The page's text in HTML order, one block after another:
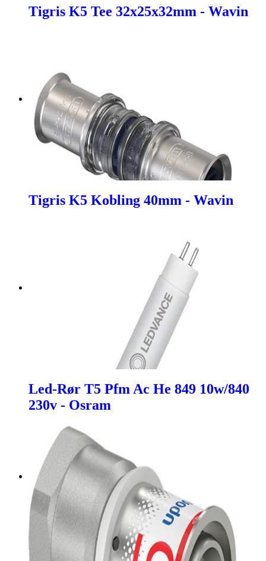
Tigris K5 Tee 32x25x32mm - Wavin
Tigris K5 Kobling 40mm - Wavin
Led-Rør T5 Pfm Ac He 849 10w/840
230v - Osram